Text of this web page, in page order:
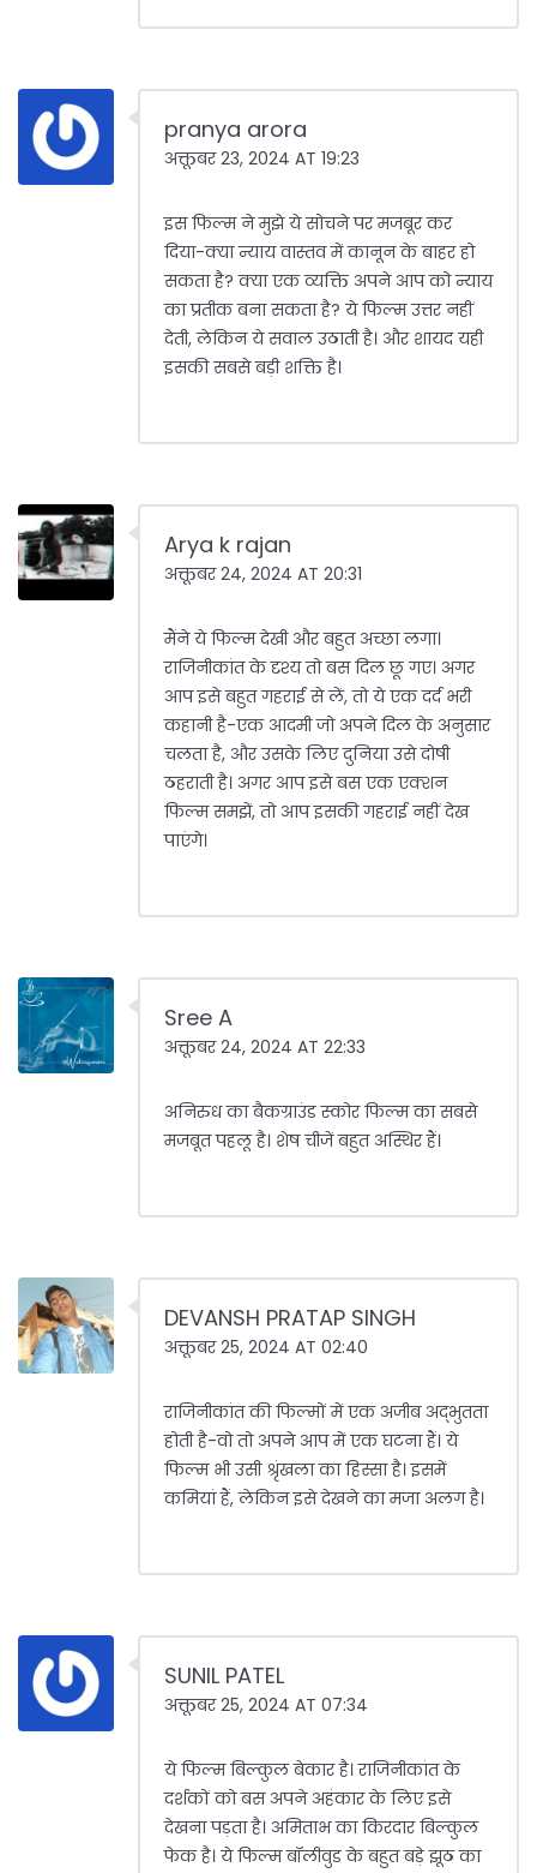
pranya arora
अक्तूबर 23, 2024 AT 19:23
इस फिल्म ने मुझे ये सोचने पर मजबूर कर
दिया-क्या न्याय वास्तव में कानून के बाहर हो
सकता है? क्या एक व्यक्ति अपने आप को न्याय
का प्रतीक बना सकता है? ये फिल्म उत्तर नहीं
देती, लेकिन ये सवाल उठाती है। और शायद यही
इसकी सबसे बड़ी शक्ति है।
Arya k rajan
अक्तूबर 24, 2024 AT 20:31
मैंने ये फिल्म देखी और बहुत अच्छा लगा।
राजिनीकांत के दृश्य तो बस दिल छू गए। अगर
आप इसे बहुत गहराई से लें, तो ये एक दर्द भरी
कहानी है-एक आदमी जो अपने दिल के अनुसार
चलता है, और उसके लिए दुनिया उसे दोषी
ठहराती है। अगर आप इसे बस एक एक्शन
फिल्म समझें, तो आप इसकी गहराई नहीं देख
पाएंगे।
Sree A
अक्तूबर 24, 2024 AT 22:33
अनिरुध का बैकग्राउंड स्कोर फिल्म का सबसे
मजबूत पहलू है। शेष चीजें बहुत अस्थिर हैं।
DEVANSH PRATAP SINGH
अक्तूबर 25, 2024 AT 02:40
राजिनीकांत की फिल्मों में एक अजीब अद्भुतता
होती है-वो तो अपने आप में एक घटना हैं। ये
फिल्म भी उसी श्रृंखला का हिस्सा है। इसमें
कमियां हैं, लेकिन इसे देखने का मजा अलग है।
SUNIL PATEL
अक्तूबर 25, 2024 AT 07:34
ये फिल्म बिल्कुल बेकार है। राजिनीकांत के
दर्शकों को बस अपने अहंकार के लिए इसे
देखना पड़ता है। अमिताभ का किरदार बिल्कुल
फेक है। ये फिल्म बॉलीवुड के बहुत बड़े झूठ का